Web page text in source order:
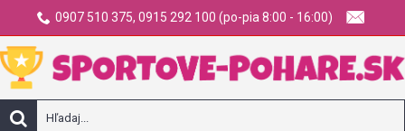
0907 510 375, 0915 292 100 (po-pia 8:00 - 16:00)